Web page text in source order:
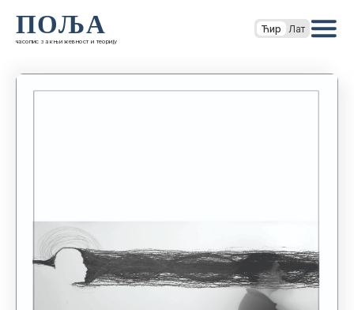
ПОЉА
часопис за књижевност и теорију
Ћир Лат